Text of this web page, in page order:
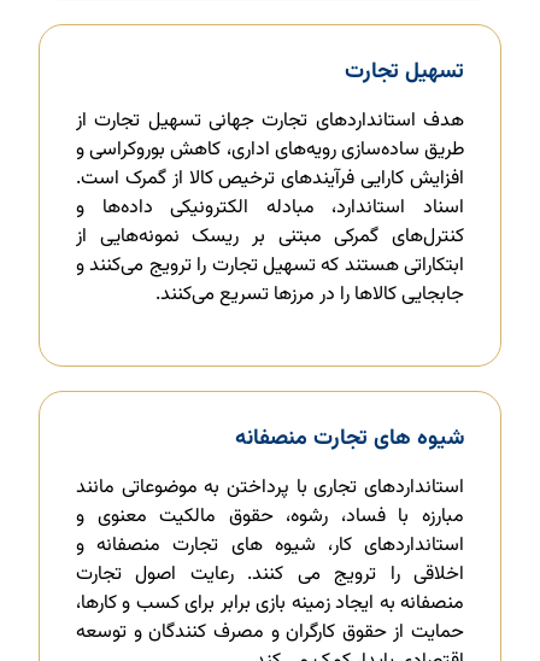
تسهیل تجارت
هدف استانداردهای تجارت جهانی تسهیل تجارت از
طریق ساده‌سازی رویه‌های اداری، کاهش بوروکراسی و
افزایش کارایی فرآیندهای ترخیص کالا از گمرک است.
اسناد استاندارد، مبادله الکترونیکی داده‌ها و
کنترل‌های گمرکی مبتنی بر ریسک نمونه‌هایی از
ابتکاراتی هستند که تسهیل تجارت را ترویج می‌کنند و
جابجایی کالاها را در مرزها تسریع می‌کنند.
شیوه های تجارت منصفانه
استانداردهای تجاری با پرداختن به موضوعاتی مانند
مبارزه با فساد، رشوه، حقوق مالکیت معنوی و
استانداردهای کار، شیوه های تجارت منصفانه و
اخلاقی را ترویج می کنند. رعایت اصول تجارت
منصفانه به ایجاد زمینه بازی برابر برای کسب و کارها،
حمایت از حقوق کارگران و مصرف کنندگان و توسعه